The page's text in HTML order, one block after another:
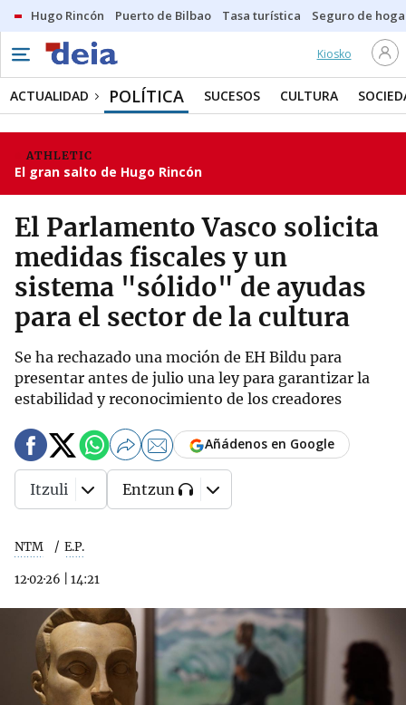
Hugo Rincón Puerto de Bilbao Tasa turística Seguro de
Kiosko
ACTUALIDAD POLÍTICA SUCESOS CULTURA
ATHLETIC
El gran salto de Hugo Rincón
El Parlamento Vasco solicita
medidas fiscales y un
sistema "sólido" de ayudas
para el sector de la cultura
Se ha rechazado una moción de EH Bildu para
presentar antes de julio una ley para garantizar la
estabilidad y reconocimiento de los creadores
NTM E.P.
12·02·26 14:21
Añádenos en Google
Itzuli Entzun